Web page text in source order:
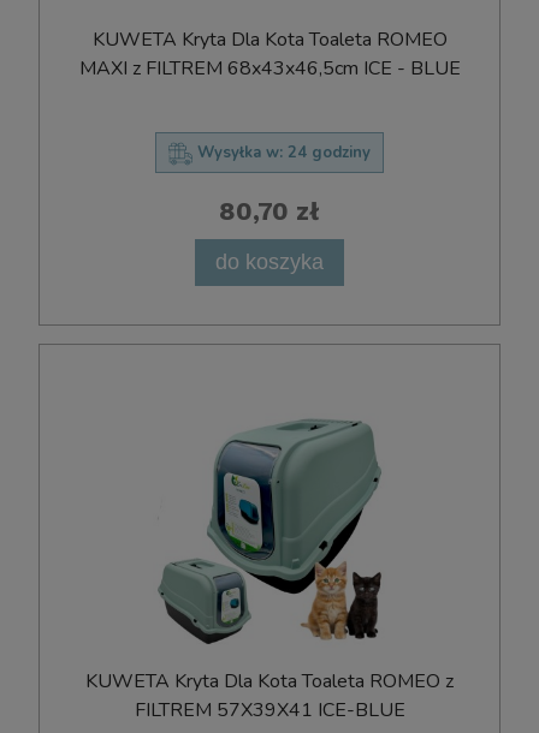
KUWETA Kryta Dla Kota Toaleta ROMEO
MAXI z FILTREM 68x43x46,5cm ICE - BLUE
Wysyłka w: 24 godziny
80,70 zł
do koszyka
KUWETA Kryta Dla Kota Toaleta ROMEO z
FILTREM 57X39X41 ICE-BLUE